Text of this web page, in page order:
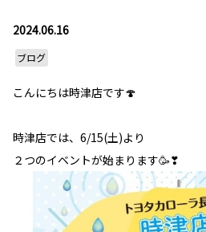
2024.06.16
ブログ
こんにちは時津店です🍄
時津店では、6/15(土)より
２つのイベントが始まります🥳❣